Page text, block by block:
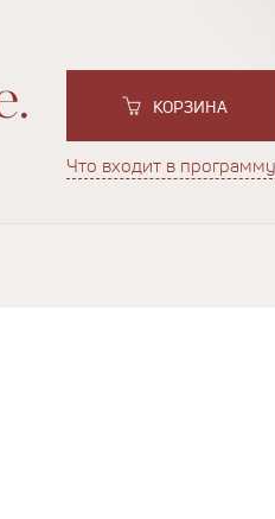
КОРЗИНА
Что входит в